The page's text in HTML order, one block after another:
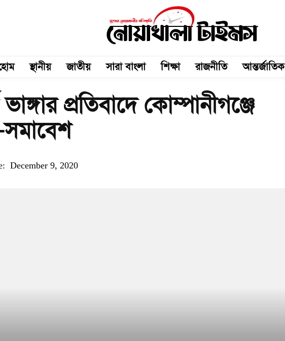
স্থানীয় জাতীয় সারা বাংলা শিক্ষা রাজনীতি আন্তর্জাতিক
ভাঙ্গার প্রতিবাদে কোম্পানীগঞ্জে
সমাবেশ
December 9, 2020